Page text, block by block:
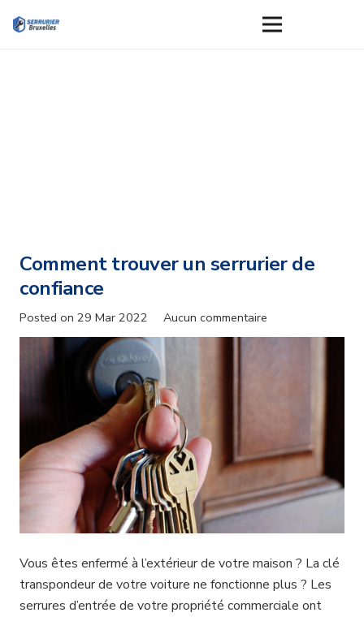
Comment trouver un serrurier de
confiance
Posted on 29 Mar 2022 Aucun commentaire
Vous êtes enfermé à l’extérieur de votre maison ? La clé
transpondeur de votre voiture ne fonctionne plus ? Les
serrures d’entrée de votre propriété commerciale ont